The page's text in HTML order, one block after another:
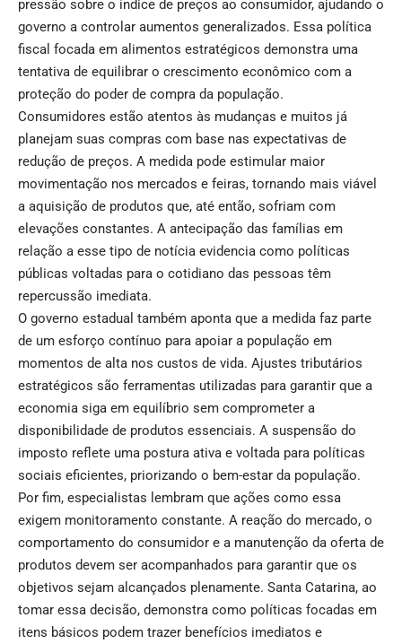
pressão sobre o índice de preços ao consumidor, ajudando o
governo a controlar aumentos generalizados. Essa política
fiscal focada em alimentos estratégicos demonstra uma
tentativa de equilibrar o crescimento econômico com a
proteção do poder de compra da população.
Consumidores estão atentos às mudanças e muitos já
planejam suas compras com base nas expectativas de
redução de preços. A medida pode estimular maior
movimentação nos mercados e feiras, tornando mais viável
a aquisição de produtos que, até então, sofriam com
elevações constantes. A antecipação das famílias em
relação a esse tipo de notícia evidencia como políticas
públicas voltadas para o cotidiano das pessoas têm
repercussão imediata.
O governo estadual também aponta que a medida faz parte
de um esforço contínuo para apoiar a população em
momentos de alta nos custos de vida. Ajustes tributários
estratégicos são ferramentas utilizadas para garantir que a
economia siga em equilíbrio sem comprometer a
disponibilidade de produtos essenciais. A suspensão do
imposto reflete uma postura ativa e voltada para políticas
sociais eficientes, priorizando o bem-estar da população.
Por fim, especialistas lembram que ações como essa
exigem monitoramento constante. A reação do mercado, o
comportamento do consumidor e a manutenção da oferta de
produtos devem ser acompanhados para garantir que os
objetivos sejam alcançados plenamente. Santa Catarina, ao
tomar essa decisão, demonstra como políticas focadas em
itens básicos podem trazer benefícios imediatos e